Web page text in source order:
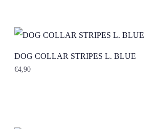
DOG COLLAR STRIPES L. BLUE
€4,90